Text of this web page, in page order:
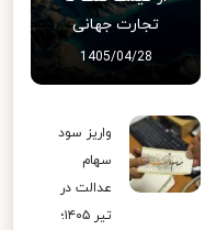
تجارت جهانی
1405/04/28
واریز سود
سهام
عدالت در
تیر ۱۴۰۵؛